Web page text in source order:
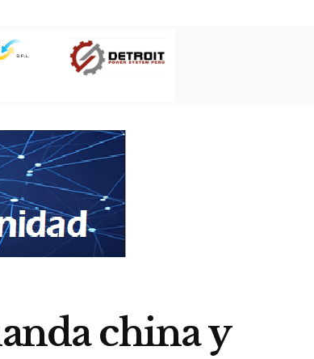
china y